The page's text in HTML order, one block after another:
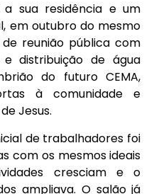
a sua residência e um
em outubro do mesmo
reunião pública com
distribuição de água
do futuro CEMA,
à comunidade e
Jesus.
de trabalhadores foi
com os mesmos ideais
cresciam e o
ampliava. O salão já